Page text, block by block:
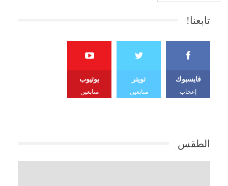
تابعنا!
فايسبوك
إعجاب
تويتر
متابعين
يوتيوب
متابعين
الطقس